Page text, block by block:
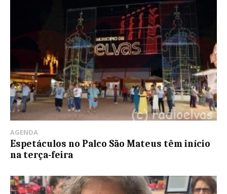
AGENDA
Espetáculos no Palco São Mateus têm início
na terça-feira